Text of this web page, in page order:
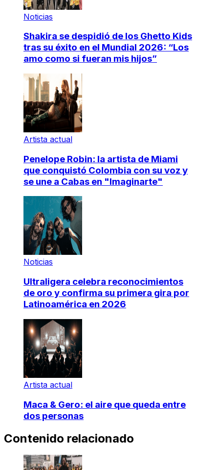
Noticias
Shakira se despidió de los Ghetto Kids
tras su éxito en el Mundial 2026: “Los
amo como si fueran mis hijos”
Artista actual
Penelope Robin: la artista de Miami
que conquistó Colombia con su voz y
se une a Cabas en "Imaginarte"
Noticias
Ultraligera celebra reconocimientos
de oro y confirma su primera gira por
Latinoamérica en 2026
Artista actual
Maca & Gero: el aire que queda entre
dos personas
Contenido relacionado